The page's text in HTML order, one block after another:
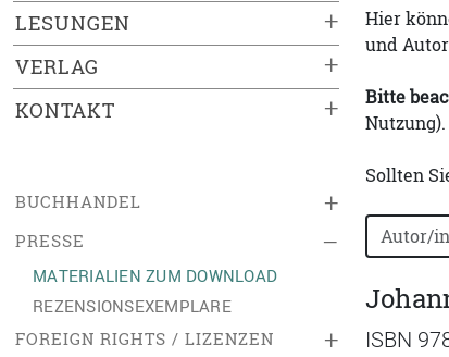
+
LESUNGEN
+
VERLAG
+
KONTAKT
+
BUCHHANDEL
–
PRESSE
MATERIALIEN ZUM DOWNLOAD
REZENSIONSEXEMPLARE
+
FOREIGN RIGHTS / LIZENZEN
Hier
und
Bitte
Sollten
Bücher
ISBN